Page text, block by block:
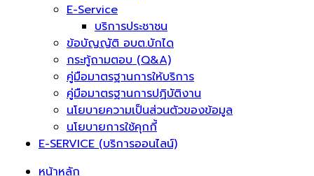
E-Service
บริการประชาชน
ข้อบัญญัติ อบต.บักได
กระทู้ถามตอบ (Q&A)
คู่มือมาตรฐานการให้บริการ
คู่มือมาตรฐานการปฏิบัติงาน
นโยบายความเป็นส่วนตัวของข้อมูล
นโยบายการใช้คุกกี้
E-SERVICE (บริการออนไลน์)
หน้าหลัก